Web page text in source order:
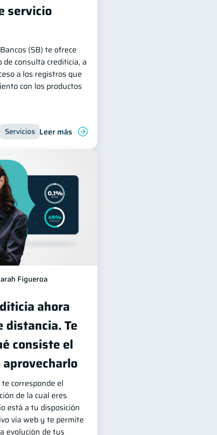
Manejo de deudas
servicio
(SB) te ofrece
consulta crediticia, a
a los registros que
con los productos
Servicios Inclusión financiera
Leer más
Figueroa
ahora
distancia. Te
consiste el
corresponde el
de la cual eres
está a tu disposición
vía web y te permite
evolución de tus